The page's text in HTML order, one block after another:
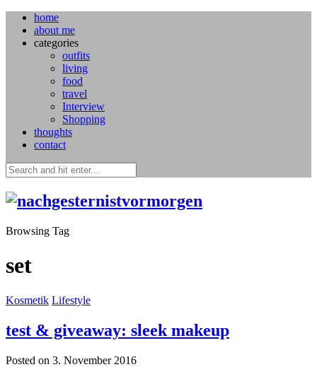
home
about me
categories
outfits
living
food
travel
Interview
Shopping
thoughts
contact
Browsing Tag
set
Kosmetik Lifestyle
test & giveaway: sleek makeup
Posted on 3. November 2016